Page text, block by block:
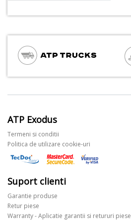
ATP Exodus
Termeni si conditii
Politica de utilizare cookie-uri
Suport clienti
Garantie produse
Retur piese
Warranty - Aplicatie garantii si retururi piese